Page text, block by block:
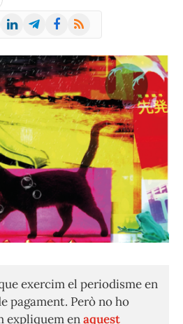
LinkedInTelegramFacebook
RSS
exercim el periodisme en
pagament. Però no ho
expliquem enaquest